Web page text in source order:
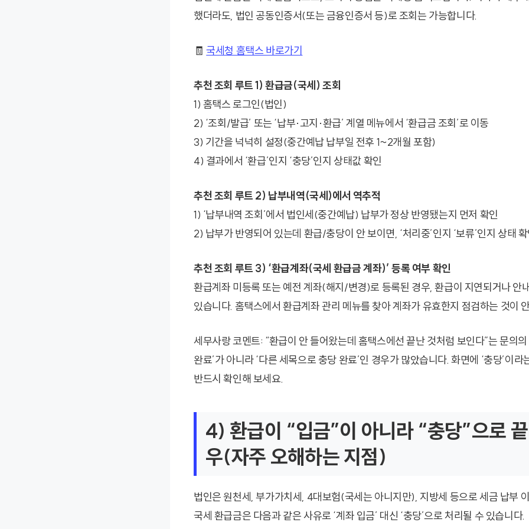
했더라도, 법인 공동인증서(또는 금융인증서 등)로 조회는 가능합니다.
🧾국세청 홈택스 바로가기
추천 조회 루트 1) 환급금(국세) 조회
1) 홈택스 로그인(법인)
2) ‘조회/발급’ 또는 ‘납부·고지·환급’ 계열 메뉴에서 ‘환급금 조회’로 이동
3) 기간을 넉넉히 설정(중간예납 납부일 전후 1~2개월 포함)
4) 결과에서 ‘환급’인지 ‘충당’인지 상태값 확인
추천 조회 루트 2) 납부내역(국세)에서 역추적
1) ‘납부내역 조회’에서 법인세(중간예납) 납부가 정상 반영됐는지 먼저 확인
2) 납부가 반영되어 있는데 환급/충당이 안 보이면, ‘처리중’인지 ‘보류’인지 상태
추천 조회 루트 3) ‘환급계좌(국세 환급금 계좌)’ 등록 여부 확인
환급계좌 미등록 또는 예전 계좌(해지/변경)로 등록된 경우, 환급이 지연되거나 안
있습니다. 홈택스에서 환급계좌 관리 메뉴를 찾아 계좌가 유효한지 점검하는 것이
세무사랑 코멘트: “환급이 안 들어왔는데 홈택스에선 끝난 것처럼 보인다”는 문의
완료’가 아니라 ‘다른 세목으로 충당 완료’인 경우가 많았습니다. 화면에 ‘충당’이
반드시 확인해 보세요.
4) 환급이 “입금”이 아니라 “충당”으로
우(자주 오해하는 지점)
법인은 원천세, 부가가치세, 4대보험(국세는 아니지만), 지방세 등으로 세금 납부
국세 환급금은 다음과 같은 사유로 ‘계좌 입금’ 대신 ‘충당’으로 처리될 수 있습니다.